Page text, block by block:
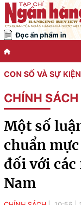
Đọc ấn phẩm in
CON SỐ VÀ SỰ
Nam công bố tỉ giá
CHÍNH SÁCH
Một số
chuẩn mực
đối với
Nam